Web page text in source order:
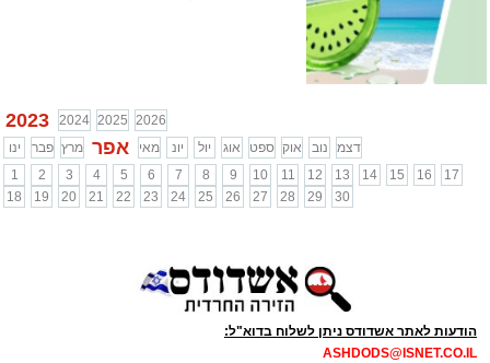
2023 2024 2025 2026
ינו
פבר מרץ אפר מאי יונ יול אוג ספט אוק נוב
דצמ
1
2 3 4 5 6 7 8 9 10 11 12 13 14 15 16
17
18
19 20 21 22 23 24 25 26 27 28 29 30
הודעות לאתר אשדודס ניתן לשלוח בדוא"ל:
ASHDODS@ISNET.CO.IL